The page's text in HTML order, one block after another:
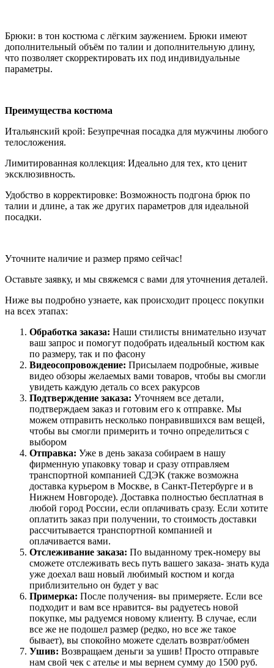
Брюки: в тон костюма с лёгким заужением. Брюки имеют
дополнительный объём по талии и дополнительную длину,
что позволяет скорректировать их под индивидуальные
параметры.
Преимущества костюма
Итальянский крой: Безупречная посадка для мужчины любого
телосложения.
Лимитированная коллекция: Идеально для тех, кто ценит
эксклюзивность.
Удобство в корректировке: Возможность подгона брюк по
талии и длине, а так же других параметров для идеальной
посадки.
Уточните наличие и размер прямо сейчас!
Оставьте заявку, и мы свяжемся с вами для уточнения деталей.
Ниже вы подробно узнаете, как происходит процесс покупки
на всех этапах:
Обработка заказа: Наши стилисты внимательно изучат
ваш запрос и помогут подобрать идеальный костюм как
по размеру, так и по фасону
Видеосопровождение: Присылаем подробные, живые
видео обзоры желаемых вами товаров, чтобы вы смогли
увидеть каждую деталь со всех ракурсов
Подтверждение заказа: Уточняем все детали,
подтверждаем заказ и готовим его к отправке. Мы
можем отправить несколько понравившихся вам вещей,
чтобы вы смогли примерить и точно определиться с
выбором
Отправка: Уже в день заказа собираем в нашу
фирменную упаковку товар и сразу отправляем
транспортной компанией СДЭК (также возможна
доставка курьером в Москве, в Санкт-Петербурге и в
Нижнем Новгороде). Доставка полностью бесплатная в
любой город России, если оплачивать сразу. Если хотите
оплатить заказ при получении, то стоимость доставки
рассчитывается транспортной компанией и
оплачивается вами.
Отслеживание заказа: По выданному трек-номеру вы
сможете отслеживать весь путь вашего заказа- знать куда
уже доехал ваш новый любимый костюм и когда
приблизительно он будет у вас
Примерка: После получения- вы примеряете. Если все
подходит и вам все нравится- вы радуетесь новой
покупке, мы радуемся новому клиенту. В случае, если
все же не подошел размер (редко, но все же такое
бывает), вы спокойно можете сделать возврат/обмен
Ушив: Возвращаем деньги за ушив! Просто отправьте
нам свой чек с ателье и мы вернем сумму до 1500 руб.